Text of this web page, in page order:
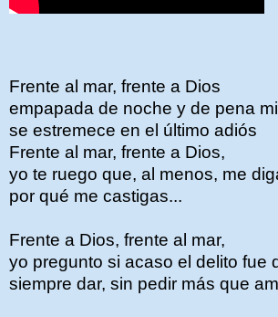
Frente al mar, frente a Dios
empapada de noche y de pena
se estremece en el último adiós
Frente al mar, frente a Dios,
yo te ruego que, al menos, me
por qué me castigas...
Frente a Dios, frente al mar,
yo pregunto si acaso el delito fue
siempre dar, sin pedir más que